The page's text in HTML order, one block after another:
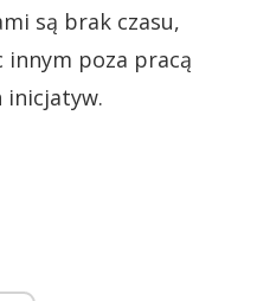
są brak czasu,
innym poza pracą
inicjatyw.